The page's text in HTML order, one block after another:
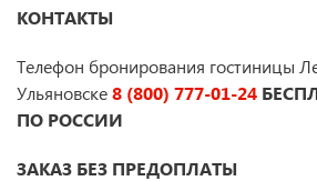
КОНТАКТЫ
Телефон бронирования гостиницы
Ульяновске8 (800) 777-01-24
ПО РОССИИ
ЗАКАЗ БЕЗ ПРЕДОПЛАТЫ